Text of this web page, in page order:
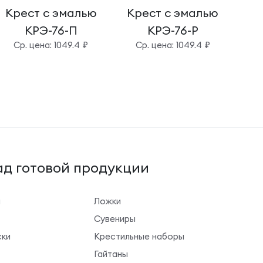
Крест с эмалью
КРЭ-76-П
Cр. цена: 1049.4 ₽
Крест с эмалью
КРЭ-76-Р
Cр. цена: 1049.4 ₽
готовой продукции
Ложки
Сувениры
Крестильные наборы
Гайтаны